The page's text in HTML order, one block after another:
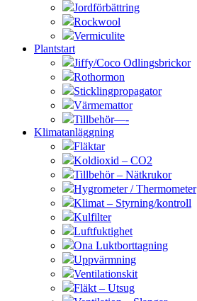
Jordförbättring
Rockwool
Vermiculite
Plantstart
Jiffy/Coco Odlingsbrickor
Rothormon
Sticklingpropagator
Värmemattor
Tillbehör—-
Klimatanläggning
Fläktar
Koldioxid – CO2
Tillbehör – Nätkrukor
Hygrometer / Thermometer
Klimat – Styrning/kontroll
Kulfilter
Luftfuktighet
Ona Luktborttagning
Uppvärmning
Ventilationskit
Fläkt – Utsug